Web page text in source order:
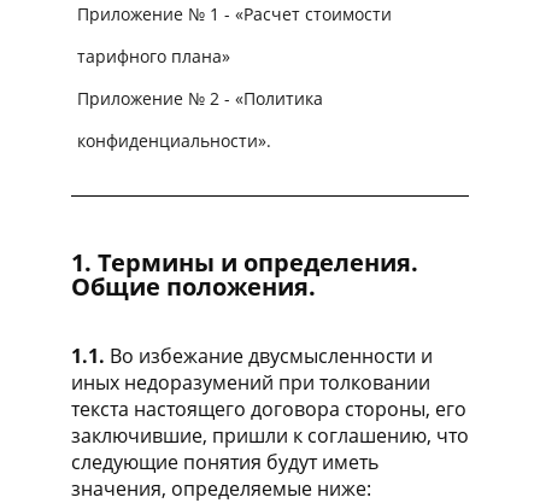
Приложение № 1 - «Расчет стоимости
тарифного плана»
Приложение № 2 - «Политика
конфиденциальности».
1. Термины и определения.
Общие положения.
1.1. Во избежание двусмысленности и
иных недоразумений при толковании
текста настоящего договора стороны, его
заключившие, пришли к соглашению, что
следующие понятия будут иметь
значения, определяемые ниже: